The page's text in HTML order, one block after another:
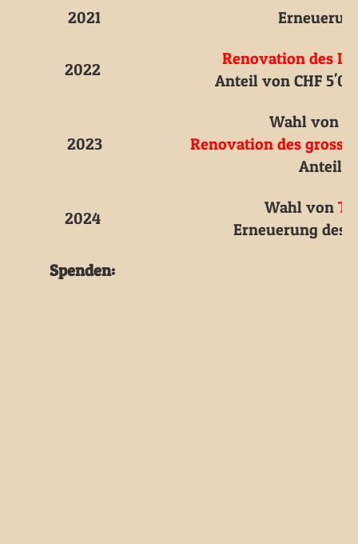
2021
2022
Renovation des
Anteil von CHF
2023
Wahl von
Renovation des
Anteil
2024
Wahl von
Erneuerung des
Spenden: